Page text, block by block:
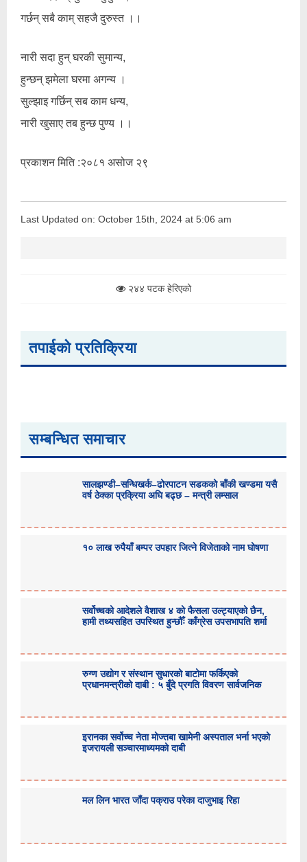
गर्छन् सबै काम् सहजै दुरुस्त ।।
नारी सदा हुन् घरकी सुमान्य,
हुन्छन् झमेला घरमा अगन्य ।
सुल्झाइ गर्छिन् सब काम धन्य,
नारी खुसाए तब हुन्छ पुण्य ।।
प्रकाशन मिति :२०८१ असोज २९
Last Updated on: October 15th, 2024 at 5:06 am
२४४ पटक हेरिएको
तपाईको प्रतिक्रिया
सम्बन्धित समाचार
सालझण्डी–सन्धिखर्क–ढोरपाटन सडकको बाँकी खण्डमा यसै
वर्ष ठेक्का प्रक्रिया अघि बढ्छ – मन्त्री लम्साल
१० लाख रुपैयाँ बम्पर उपहार जित्ने विजेताको नाम घोषणा
सर्वोच्चको आदेशले वैशाख ४ को फैसला उल्ट्याएको छैन,
हामी तथ्यसहित उपस्थित हुन्छौँः काँग्रेस उपसभापति शर्मा
रुग्ण उद्योग र संस्थान सुधारको बाटोमा फर्किएको
प्रधानमन्त्रीको दाबी : ५ बुँदे प्रगति विवरण सार्वजनिक
इरानका सर्वोच्च नेता मोज्तबा खामेनी अस्पताल भर्ना भएको
इजरायली सञ्चारमाध्यमको दाबी
मल लिन भारत जाँदा पक्राउ परेका दाजुभाइ रिहा